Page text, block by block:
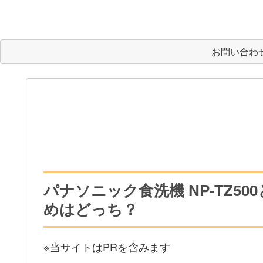
お問い合わ
パナソニック食洗機 NP-
めはどっち？
※当サイトはPRを含みます